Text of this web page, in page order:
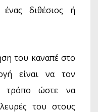
ένας διθέσιος ή
του καναπέ στο
είναι να τον
τρόπο ώστε να
του στους